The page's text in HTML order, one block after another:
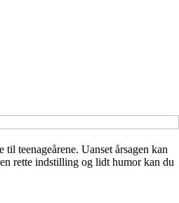
teenageårene. Uanset årsagen kan
rette indstilling og lidt humor kan du